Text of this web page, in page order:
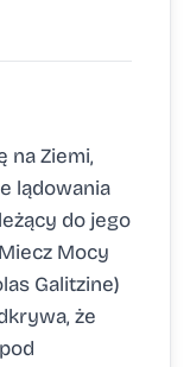
na Ziemi,
lądowania
do jego
Mocy
Galitzine)
że